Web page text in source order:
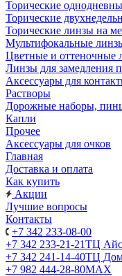
Торические
Торические
Торические линзы на
Мультифокальные
Цветные и оттеночные
Линзы для замедления
Аксессуары для
Растворы
Дорожные наборы,
Капли
Прочее
Аксессуары для очков
Главная
Доставка и оплата
Как купить
Акции
Лучшие вопросы
Контакты
+7 342 233-08-00
+7 342 233-21-21ТЦ
+7 342 241-14-40ТЦ
+7 982 444-28-80MAX